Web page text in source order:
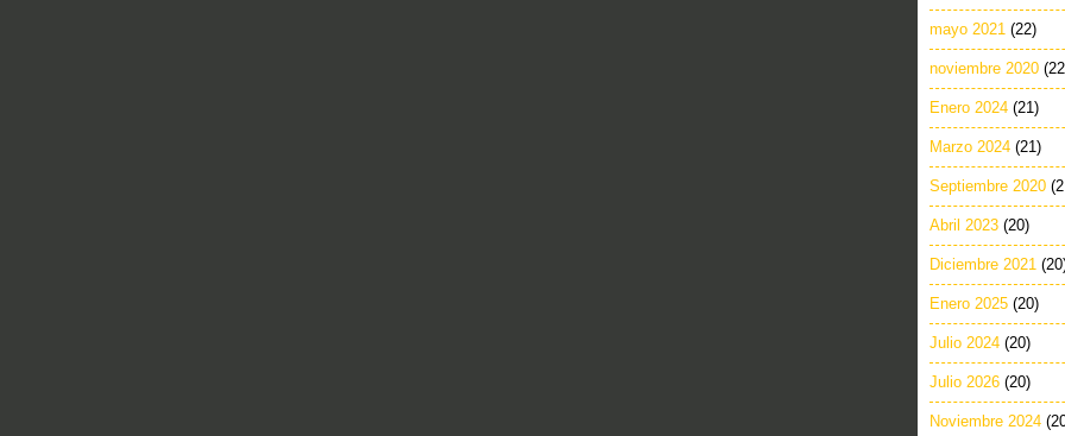
mayo 2021 (22)
noviembre 2020
Enero 2024 (21)
Marzo 2024 (21)
Septiembre 2020
Abril 2023 (20)
Diciembre 2021
Enero 2025 (20)
Julio 2024 (20)
Julio 2026 (20)
Noviembre 2024